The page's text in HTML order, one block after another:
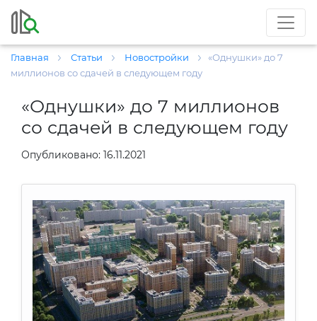
Главная Статьи Новостройки
«Однушки» до 7
миллионов со сдачей в следующем году
«Однушки» до 7 миллионов
со сдачей в следующем году
Опубликовано: 16.11.2021